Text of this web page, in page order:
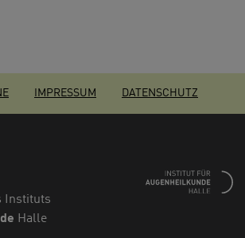
IMPRESSUM DATENSCHUTZ
Instituts
Halle